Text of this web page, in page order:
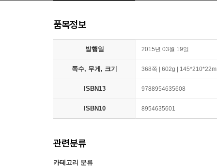
품목정보
발행일 2015년 03월 19일
쪽수, 무게, 크기 368쪽 | 602g |
ISBN13 9788954635608
ISBN10 8954635601
관련분류
카테고리 분류